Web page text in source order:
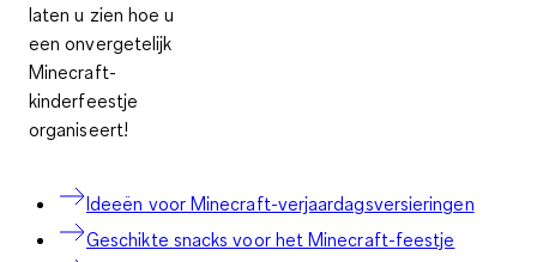
laten u zien hoe u
een onvergetelijk
Minecraft-
kinderfeestje
organiseert!
Ideeën voor Minecraft-verjaardagsversieringen
Geschikte snacks voor het Minecraft-feestje